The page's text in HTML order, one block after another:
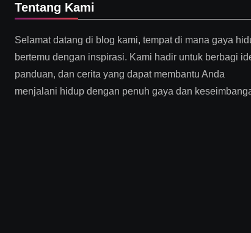
Tentang Kami
Selamat datang di blog kami, tempat di mana gaya
bertemu dengan inspirasi. Kami hadir untuk berbagi
panduan, dan cerita yang dapat membantu Anda
menjalani hidup dengan penuh gaya dan